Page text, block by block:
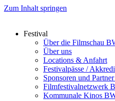
Zum Inhalt springen
Festival
Über die Filmschau
Über uns
Locations & Anfahrt
Festivalpässe /
Sponsoren und
Filmfestivalnetzwerk
Kommunale Kinos